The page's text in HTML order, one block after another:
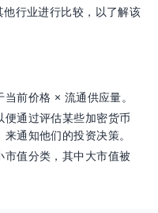
行业进行比较，以了解该
前价格 × 流通供应量。
通过评估某些加密货币
通知他们的投资决策。
值分类，其中大市值被